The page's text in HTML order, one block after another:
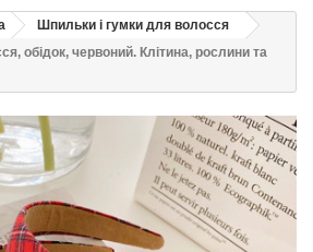
Шпильки і гумки для волосся
обідок, червоний. Клітина, рослини та